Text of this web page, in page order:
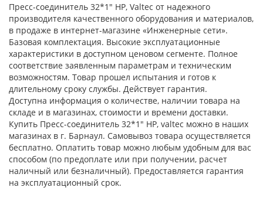
Пресс-соединитель 32*1" НР, Valtec от надежного
производителя качественного оборудования и материалов,
в продаже в интернет-магазине «Инженерные сети».
Базовая комплектация. Высокие эксплуатационные
характеристики в доступном ценовом сегменте. Полное
соответствие заявленным параметрам и техническим
возможностям. Товар прошел испытания и готов к
длительному сроку службы. Действует гарантия.
Доступна информация о количестве, наличии товара на
складе и в магазинах, стоимости и времени доставки.
Купить Пресс-соединитель 32*1" НР, valtec можно в наших
магазинах в г. Барнаул. Самовывоз товара осуществляется
бесплатно. Оплатить товар можно любым удобным для вас
способом (по предоплате или при получении, расчет
наличный или безналичный). Предоставляется гарантия
на эксплуатационный срок.